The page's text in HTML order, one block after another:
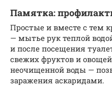
Памятка:
Простые и вместе с тем
— мытье рук теплой
и после посещения
свежих фруктов и
неочищенной воды —
заражения аскаридами.